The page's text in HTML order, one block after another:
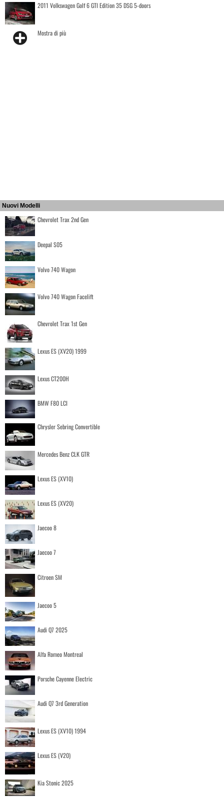
2011 Volkswagen Golf 6 GTI Edition 35 DSG 5-doors
Mostra di più
Nuovi Modelli
Chevrolet Trax 2nd Gen
Deepal S05
Volvo 740 Wagon
Volvo 740 Wagon Facelift
Chevrolet Trax 1st Gen
Lexus ES (XV20) 1999
Lexus CT200H
BMW F80 LCI
Chrysler Sebring Convertible
Mercedes Benz CLK GTR
Lexus ES (XV10)
Lexus ES (XV20)
Jaecoo 8
Jaecoo 7
Citroen SM
Jaecoo 5
Audi Q7 2025
Alfa Romeo Montreal
Porsche Cayenne Electric
Audi Q7 3rd Generation
Lexus ES (XV10) 1994
Lexus ES (V20)
Kia Stonic 2025